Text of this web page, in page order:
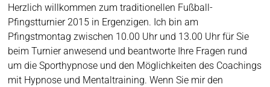
Herzlich willkommen zum traditionellen Fußball-
Pfingstturnier 2015 in Ergenzigen. Ich bin am
Pfingstmontag zwischen 10.00 Uhr und 13.00 Uhr für Sie
beim Turnier anwesend und beantworte Ihre Fragen rund
um die Sporthypnose und den Möglichkeiten des Coachings
mit Hypnose und Mentaltraining. Wenn Sie mir den